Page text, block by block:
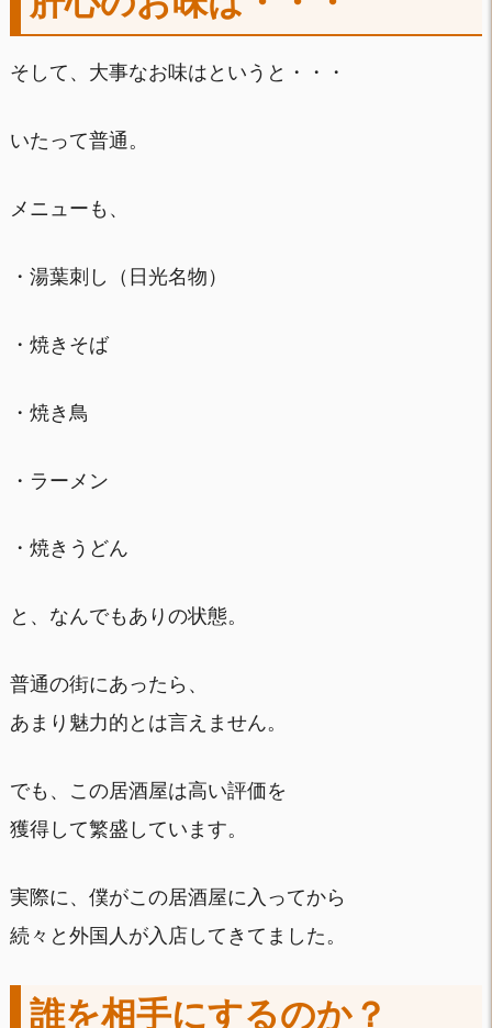
そして、大事なお味はというと・・・
いたって普通。
メニューも、
・湯葉刺し（日光名物）
・焼きそば
・焼き鳥
・ラーメン
・焼きうどん
と、なんでもありの状態。
普通の街にあったら、
あまり魅力的とは言えません。
でも、この居酒屋は高い評価を
獲得して繁盛しています。
実際に、僕がこの居酒屋に入ってから
続々と外国人が入店してきてました。
誰を相手にするのか？